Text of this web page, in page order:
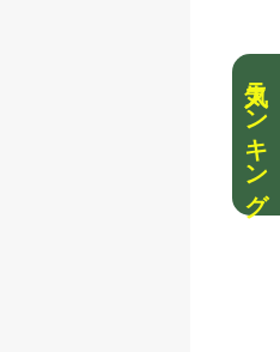
人気ランキング